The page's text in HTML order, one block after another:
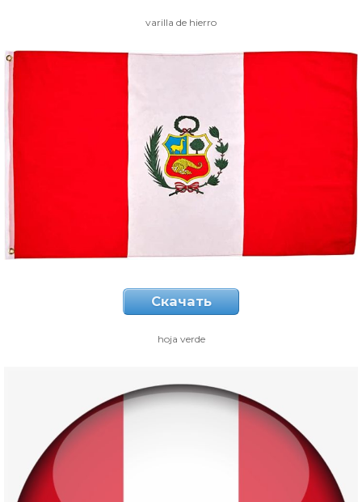
varilla de hierro
Скачать
hoja verde